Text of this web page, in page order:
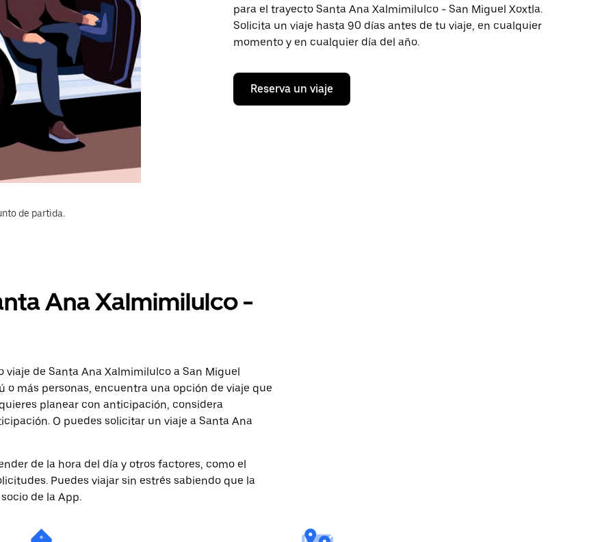
para el trayecto Santa Ana Xalmimilulco - San Miguel Xoxtla.
Solicita un viaje hasta 90 días antes de tu viaje, en cualquier
momento y en cualquier día del año.
Reserva un viaje
de partida.
Ana Xalmimilulco -
de Santa Ana Xalmimilulco a San Miguel
o más personas, encuentra una opción de viaje que
planear con anticipación, considera
O puedes solicitar un viaje a Santa Ana
de la hora del día y otros factores, como el
Puedes viajar sin estrés sabiendo que la
de la App.